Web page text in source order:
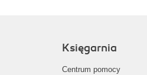
Księgarnia
Centrum pomocy